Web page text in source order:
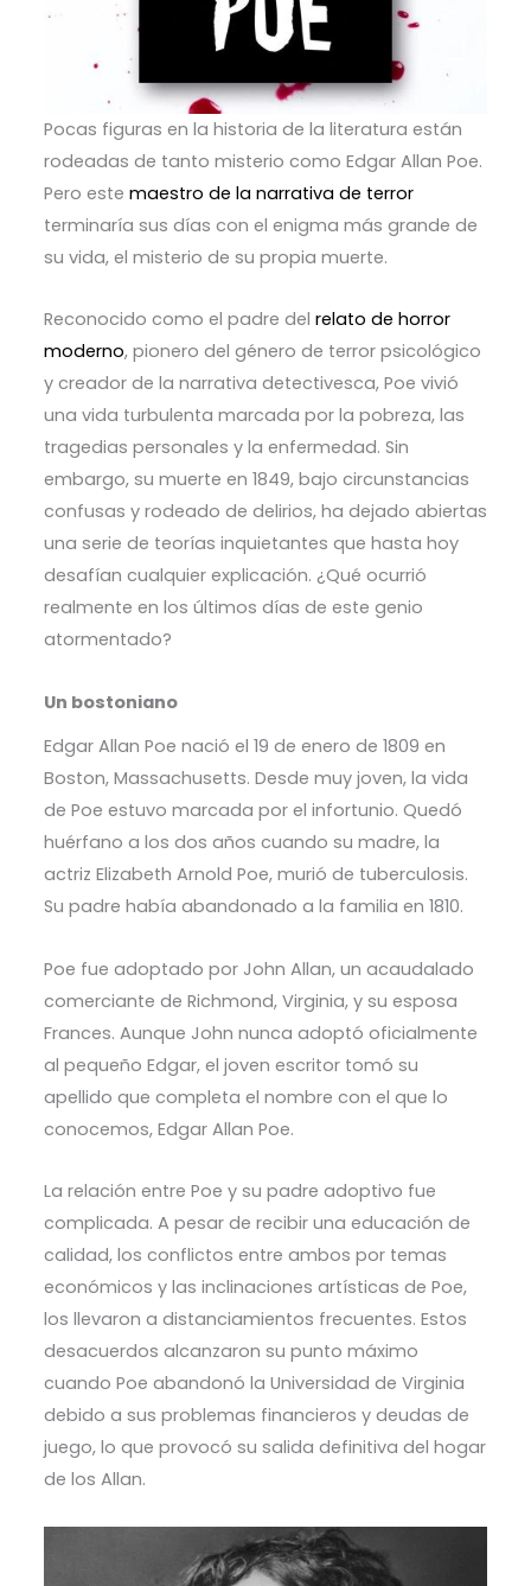
Pocas figuras en la historia de la literatura están
rodeadas de tanto misterio como Edgar Allan Poe.
Pero este maestro de la narrativa de terror
terminaría sus días con el enigma más grande de
su vida, el misterio de su propia muerte.
Reconocido como el padre del relato de horror
moderno, pionero del género de terror psicológico
y creador de la narrativa detectivesca, Poe vivió
una vida turbulenta marcada por la pobreza, las
tragedias personales y la enfermedad. Sin
embargo, su muerte en 1849, bajo circunstancias
confusas y rodeado de delirios, ha dejado abiertas
una serie de teorías inquietantes que hasta hoy
desafían cualquier explicación. ¿Qué ocurrió
realmente en los últimos días de este genio
atormentado?
Un bostoniano
Edgar Allan Poe nació el 19 de enero de 1809 en
Boston, Massachusetts. Desde muy joven, la vida
de Poe estuvo marcada por el infortunio. Quedó
huérfano a los dos años cuando su madre, la
actriz Elizabeth Arnold Poe, murió de tuberculosis.
Su padre había abandonado a la familia en 1810.
Poe fue adoptado por John Allan, un acaudalado
comerciante de Richmond, Virginia, y su esposa
Frances. Aunque John nunca adoptó oficialmente
al pequeño Edgar, el joven escritor tomó su
apellido que completa el nombre con el que lo
conocemos, Edgar Allan Poe.
La relación entre Poe y su padre adoptivo fue
complicada. A pesar de recibir una educación de
calidad, los conflictos entre ambos por temas
económicos y las inclinaciones artísticas de Poe,
los llevaron a distanciamientos frecuentes. Estos
desacuerdos alcanzaron su punto máximo
cuando Poe abandonó la Universidad de Virginia
debido a sus problemas financieros y deudas de
juego, lo que provocó su salida definitiva del hogar
de los Allan.